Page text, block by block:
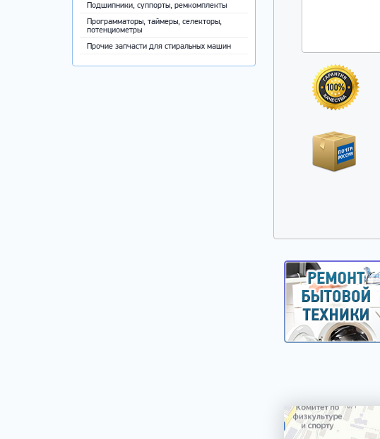
Подшипники, суппорты, ремкомплекты
Программаторы, таймеры, селекторы,
потенциометры
Прочие запчасти для стиральных машин